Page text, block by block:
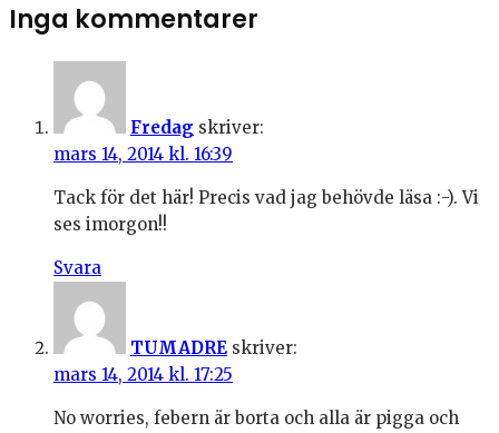
Inga kommentarer
Fredag skriver:
mars 14, 2014 kl. 16:39
Tack för det här! Precis vad jag behövde läsa :-). Vi
ses imorgon!!
Svara
TUMADRE skriver:
mars 14, 2014 kl. 17:25
No worries, febern är borta och alla är pigga och